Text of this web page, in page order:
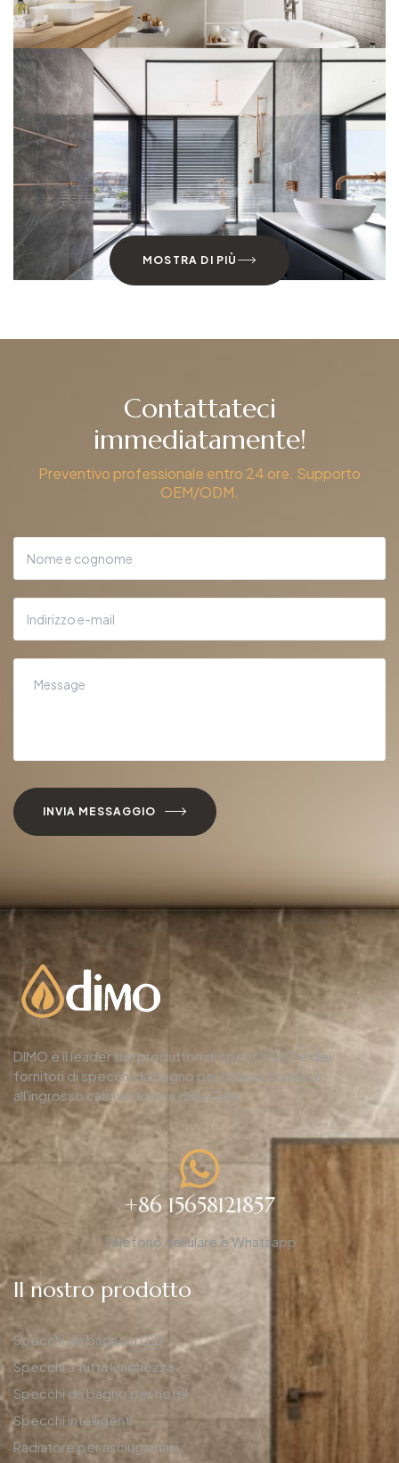
MOSTRA DI PIÙ
Contattateci
immediatamente!
Preventivo professionale entro 24 ore. Supporto
OEM/ODM.
INVIA MESSAGGIO
DIMO è il leader dei produttori di specchi LED e dei
fornitori di specchi da bagno per hotel e fornisce
all'ingrosso cabine doccia dalla Cina.
+86 15658121857
Telefono cellulare e Whatsapp
Il nostro prodotto
Specchi da bagno a LED
Specchi a tutta lunghezza
Specchi da bagno per hotel
Specchi intelligenti
Radiatore per asciugamani